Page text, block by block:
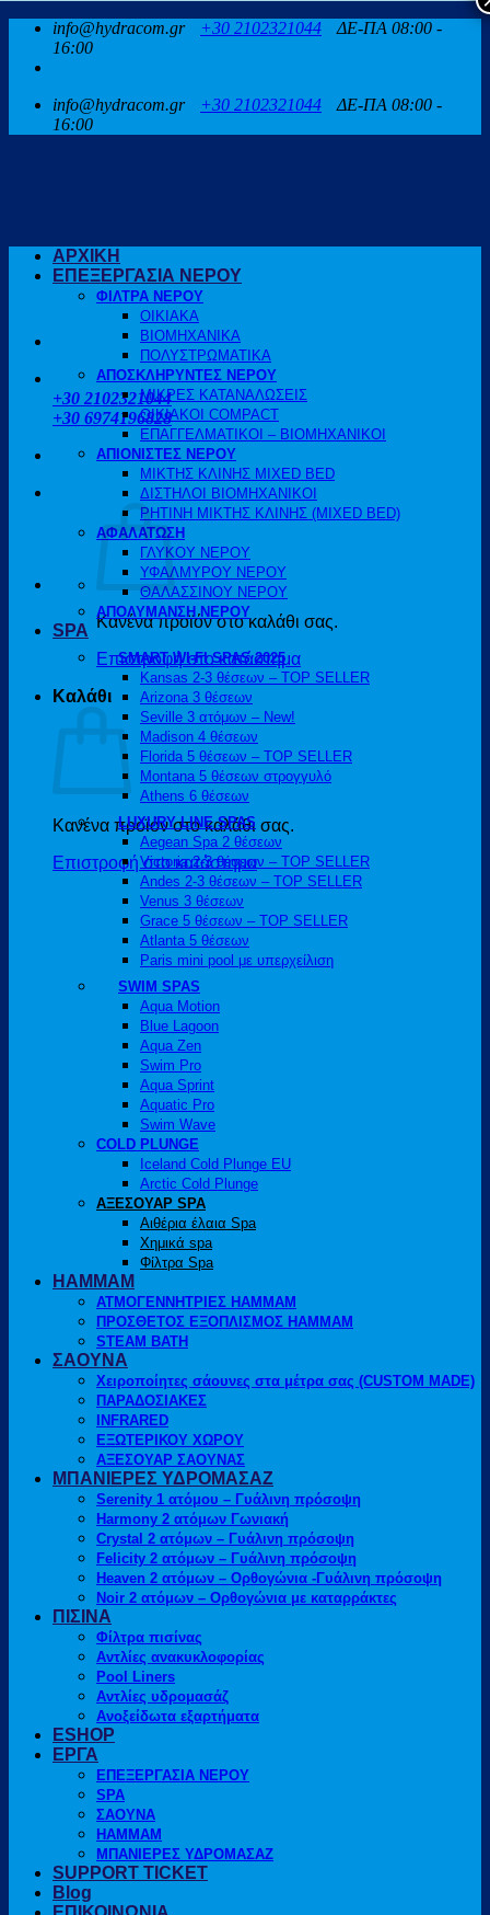
Μετάβαση
περιεχόμενο
info@hydracom.gr +30 2102321044
ΔΕ-ΠΑ 08:00 -
16:00
info@hydracom.gr +30 2102321044
ΔΕ-ΠΑ 08:00 -
16:00
ΚΑΛΕΣΤΕ ΜΑΣ
+30 2102321044
+30 6974196828
Κανένα προϊόν στο καλάθι σας.
Επιστροφή στο κατάστημα
Καλάθι
Κανένα προϊόν στο καλάθι σας.
Επιστροφή στο κατάστημα
ΑΡΧΙΚΗ
ΕΠΕΞΕΡΓΑΣΙΑ ΝΕΡΟΥ
ΦΙΛΤΡΑ ΝΕΡΟΥ
ΟΙΚΙΑΚΑ
ΒΙΟΜΗΧΑΝΙΚΑ
ΠΟΛΥΣΤΡΩΜΑΤΙΚΑ
ΑΠΟΣΚΛΗΡΥΝΤΕΣ ΝΕΡΟΥ
ΜΙΚΡΕΣ ΚΑΤΑΝΑΛΩΣΕΙΣ
ΟΙΚΙΑΚΟΙ COMPACT
ΕΠΑΓΓΕΛΜΑΤΙΚΟΙ – ΒΙΟΜΗΧΑΝΙΚΟΙ
ΑΠΙΟΝΙΣΤΕΣ ΝΕΡΟΥ
ΜΙΚΤΗΣ ΚΛΙΝΗΣ MIXED BED
ΔΙΣΤΗΛΟΙ ΒΙΟΜΗΧΑΝΙΚΟΙ
ΡΗΤΙΝΗ ΜΙΚΤΗΣ ΚΛΙΝΗΣ (MIXED BED)
ΑΦΑΛΑΤΩΣΗ
ΓΛΥΚΟΥ ΝΕΡΟΥ
ΥΦΑΛΜΥΡΟΥ ΝΕΡΟΥ
ΘΑΛΑΣΣΙΝΟΥ ΝΕΡΟΥ
ΑΠΟΛΥΜΑΝΣΗ ΝΕΡΟΥ
SPA
SMART WI-FI SPAS 2025
Kansas 2-3 θέσεων – TOP SELLER
Arizona 3 θέσεων
Seville 3 ατόμων – New!
Madison 4 θέσεων
Florida 5 θέσεων – TOP SELLER
Montana 5 θέσεων στρογγυλό
Athens 6 θέσεων
LUXURY LINE SPAS
Aegean Spa 2 θέσεων
Victoria 2-3 θέσεων – TOP SELLER
Andes 2-3 θέσεων – TOP SELLER
Venus 3 θέσεων
Grace 5 θέσεων – TOP SELLER
Atlanta 5 θέσεων
Paris mini pool με υπερχείλιση
SWIM SPAS
Aqua Motion
Blue Lagoon
Aqua Zen
Swim Pro
Aqua Sprint
Aquatic Pro
Swim Wave
COLD PLUNGE
Iceland Cold Plunge EU
Arctic Cold Plunge
ΑΞΕΣΟΥΑΡ SPA
Αιθέρια έλαια Spa
Χημικά spa
Φίλτρα Spa
HAMMAM
ΑΤΜΟΓΕΝΝΗΤΡΙΕΣ HAMMAM
ΠΡΟΣΘΕΤΟΣ ΕΞΟΠΛΙΣΜΟΣ HAMMAM
STEAM BATH
ΣΑΟΥΝΑ
Χειροποίητες σάουνες στα μέτρα σας (CUSTOM MADE)
ΠΑΡΑΔΟΣΙΑΚΕΣ
INFRARED
ΕΞΩΤΕΡΙΚΟΥ ΧΩΡΟΥ
ΑΞΕΣΟΥΑΡ ΣΑΟΥΝΑΣ
ΜΠΑΝΙΕΡΕΣ ΥΔΡΟΜΑΣΑΖ
Serenity 1 ατόμου – Γυάλινη πρόσοψη
Harmony 2 ατόμων Γωνιακή
Crystal 2 ατόμων – Γυάλινη πρόσοψη
Felicity 2 ατόμων – Γυάλινη πρόσοψη
Heaven 2 ατόμων – Ορθογώνια -Γυάλινη πρόσοψη
Noir 2 ατόμων – Ορθογώνια με καταρράκτες
ΠΙΣΙΝΑ
Φίλτρα πισίνας
Αντλίες ανακυκλοφορίας
Pool Liners
Αντλίες υδρομασάζ
Ανοξείδωτα εξαρτήματα
ESHOP
ΕΡΓΑ
ΕΠΕΞΕΡΓΑΣΙΑ ΝΕΡΟΥ
SPA
ΣΑΟΥΝΑ
HAMMAM
ΜΠΑΝΙΕΡΕΣ ΥΔΡΟΜΑΣΑΖ
SUPPORT TICKET
Blog